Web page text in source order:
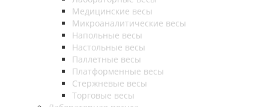
Медицинские весы
Микроаналитические весы
Напольные весы
Настольные весы
Паллетные весы
Платформенные весы
Стержневые весы
Торговые весы